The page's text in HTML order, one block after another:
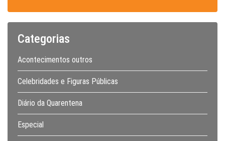
Categorias
Acontecimentos outros
Celebridades e Figuras Públicas
Diário da Quarentena
Especial